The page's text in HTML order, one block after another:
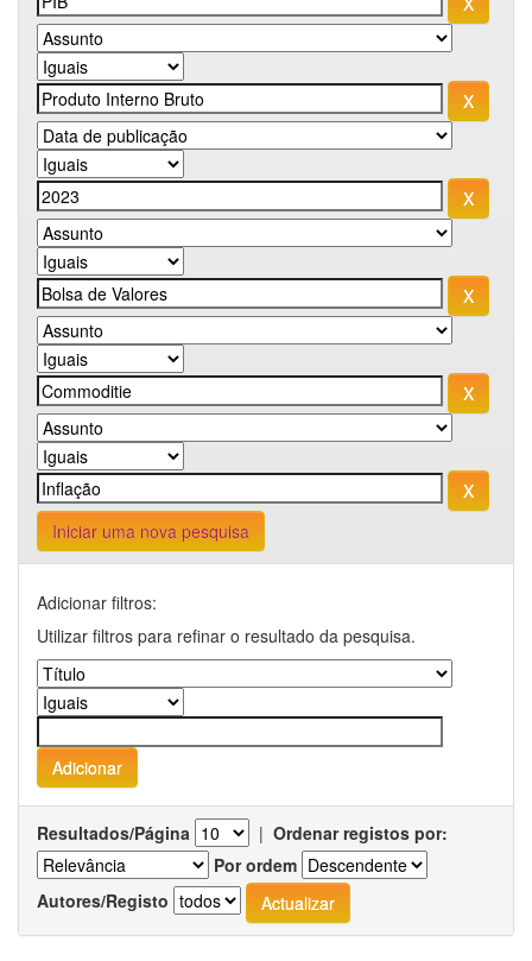
Iniciar uma nova pesquisa
Adicionar filtros:
Utilizar filtros para refinar o resultado da pesquisa.
Resultados/Página | Ordenar registos por:
Por ordem
Autores/Registo